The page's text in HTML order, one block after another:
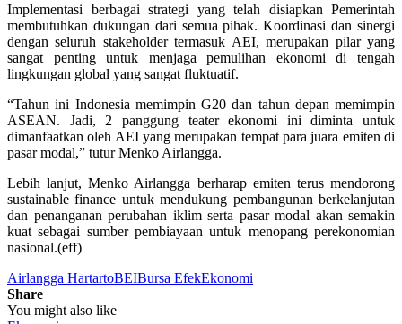
Implementasi berbagai strategi yang telah disiapkan Pemerintah
membutuhkan dukungan dari semua pihak. Koordinasi dan sinergi
dengan seluruh stakeholder termasuk AEI, merupakan pilar yang
sangat penting untuk menjaga pemulihan ekonomi di tengah
lingkungan global yang sangat fluktuatif.
“Tahun ini Indonesia memimpin G20 dan tahun depan memimpin
ASEAN. Jadi, 2 panggung teater ekonomi ini diminta untuk
dimanfaatkan oleh AEI yang merupakan tempat para juara emiten di
pasar modal,” tutur Menko Airlangga.
Lebih lanjut, Menko Airlangga berharap emiten terus mendorong
sustainable finance untuk mendukung pembangunan berkelanjutan
dan penanganan perubahan iklim serta pasar modal akan semakin
kuat sebagai sumber pembiayaan untuk menopang perekonomian
nasional.(eff)
Airlangga HartartoBEIBursa EfekEkonomi
Share
You might also like